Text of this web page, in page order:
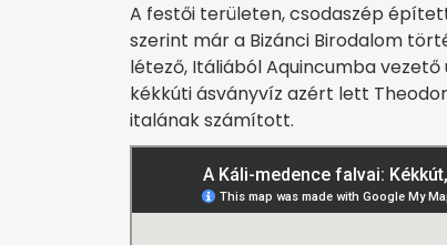
A festői területen, csodaszép
szerint már a Bizánci Birodalom
létező, Itáliából Aquincumba
kékkúti ásványvíz azért lett
italának számított.